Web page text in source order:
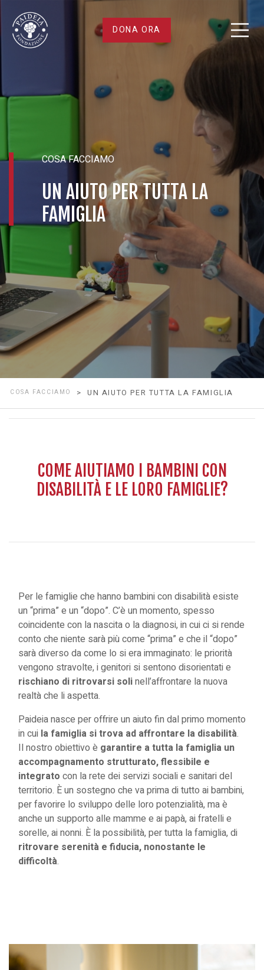
DONA ORA
Un
aiuto
per
la
famiglia
COSA FACCIAMO
UN AIUTO PER TUTTA LA
FAMIGLIA
COSA FACCIAMO > UN AIUTO PER TUTTA LA FAMIGLIA
COME AIUTIAMO I BAMBINI CON
DISABILITÀ E LE LORO FAMIGLIE?
Per le famiglie che hanno bambini con disabilità esiste
un “prima” e un “dopo”. C’è un momento, spesso
coincidente con la nascita o la diagnosi, in cui ci si rende
conto che niente sarà più come “prima” e che il “dopo”
sarà diverso da come lo si era immaginato: le priorità
vengono stravolte, i genitori si sentono disorientati e
rischiano di ritrovarsi solinell’affrontare la nuova
realtà che li aspetta.
Paideia nasce per offrire un aiuto fin dal primo momento
in cui la famiglia si trova ad affrontare la disabilità.
Il nostro obiettivo è garantire a tutta la famiglia un
accompagnamento strutturato, flessibile e
integrato con la rete dei servizi sociali e sanitari del
territorio. È un sostegno che va prima di tutto ai bambini,
per favorire lo sviluppo delle loro potenzialità, ma è
anche un supporto alle mamme e ai papà, ai fratelli e
sorelle, ai nonni. È la possibilità, per tutta la famiglia, di
ritrovare serenità e fiducia, nonostante le
difficoltà.